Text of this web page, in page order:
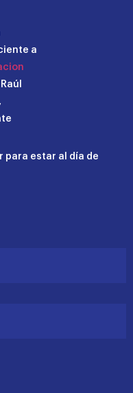
a
Raúl
para estar al día de